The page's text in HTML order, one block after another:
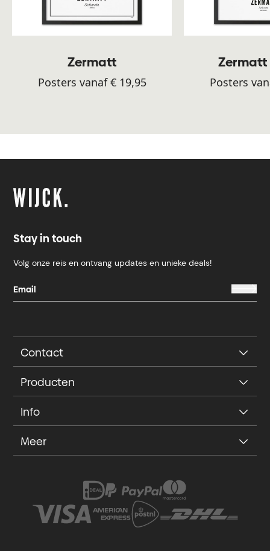
Zermatt
Posters vanaf € 19,95
Zermatt
Posters
Stay in touch
Volg onze reis en ontvang updates en unieke deals!
Contact
Producten
Info
Meer